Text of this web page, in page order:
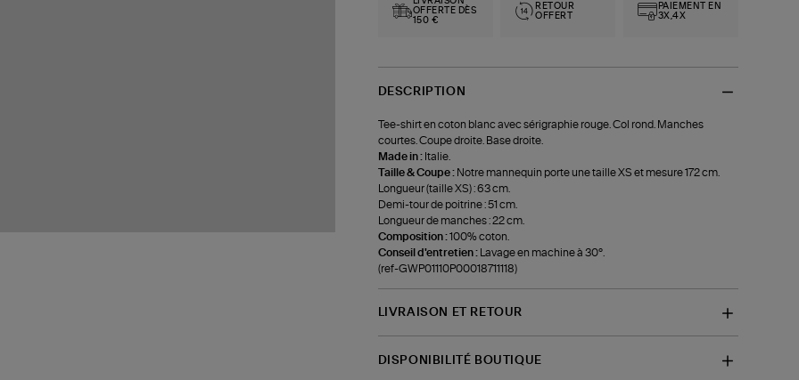
OFFERTE DÈS
150 €
RETOUR
OFFERT
PAIEMENT EN
3X,4X
DESCRIPTION
Tee-shirt en coton blanc avec sérigraphie rouge. Col rond. Manches
courtes. Coupe droite. Base droite.
Made in : Italie.
Taille & Coupe : Notre mannequin porte une taille XS et mesure 172 cm.
Longueur (taille XS) : 63 cm.
Demi-tour de poitrine : 51 cm.
Longueur de manches : 22 cm.
Composition :100% coton.
Conseil d'entretien :
Lavage en machine à 30°.
(ref-GWP01110P00018711118)
LIVRAISON ET RETOUR
DISPONIBILITÉ BOUTIQUE